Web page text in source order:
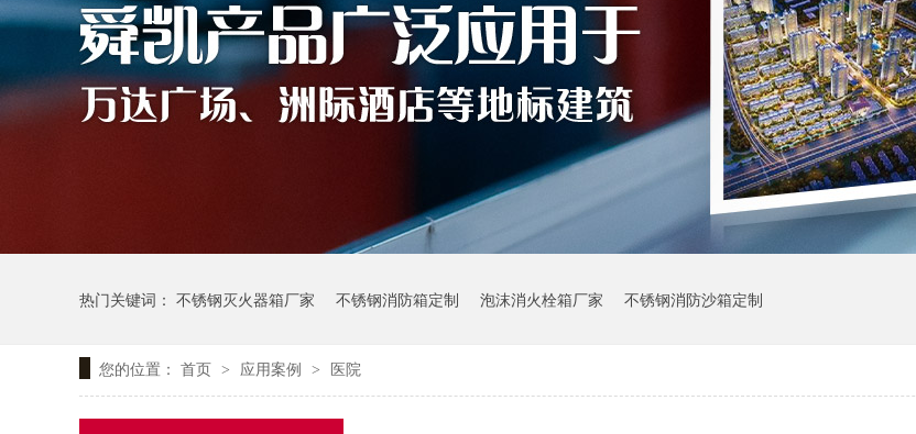
热门关键词： 不锈钢灭火器箱厂家 不锈钢消防箱定制 泡沫消火栓箱厂家 不锈钢消防沙箱定制
您的位置： 首页 > 应用案例 > 医院